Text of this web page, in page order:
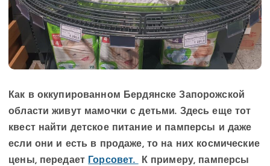
Как в оккупированном Бердянске Запорожской
области живут мамочки с детьми. Здесь еще тот
квест найти детское питание и памперсы и даже
если они и есть в продаже, то на них космические
цены, передает
Горсовет.
К примеру, памперсы